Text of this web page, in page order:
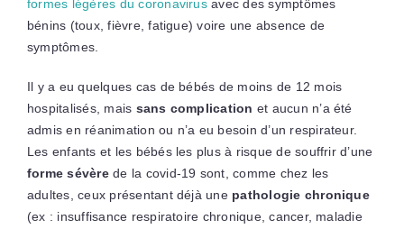
formes légères du coronavirusavec des symptômes
bénins (toux, fièvre, fatigue) voire une absence de
symptômes.
Il y a eu quelques cas de bébés de moins de 12 mois
hospitalisés, mais sans complication et aucun n’a été
admis en réanimation ou n’a eu besoin d’un respirateur.
Les enfants et les bébés les plus à risque de souffrir d’une
forme sévèrede la covid-19 sont, comme chez les
adultes, ceux présentant déjà une pathologie chronique
(ex : insuffisance respiratoire chronique, cancer, maladie